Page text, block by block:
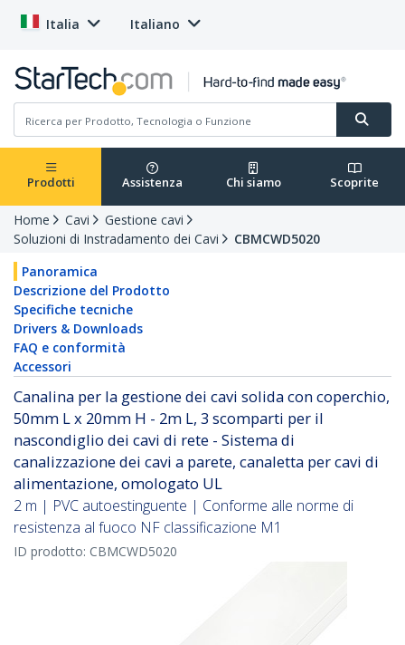
Italia Italiano
Prodotti Assistenza Chi siamo Scoprite
Home Cavi
Gestione cavi
Soluzioni di Instradamento dei Cavi
CBMCWD5020
Panoramica
Descrizione del Prodotto
Specifiche tecniche
Drivers & Downloads
FAQ e conformità
Accessori
Canalina per la gestione dei cavi solida con coperchio,
50mm L x 20mm H - 2m L, 3 scomparti per il
nascondiglio dei cavi di rete - Sistema di
canalizzazione dei cavi a parete, canaletta per cavi di
alimentazione, omologato UL
2 m | PVC autoestinguente | Conforme alle norme di
resistenza al fuoco NF classificazione M1
ID prodotto: CBMCWD5020